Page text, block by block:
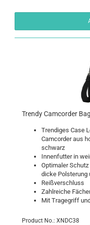
Trendy Camcorder
Trendiges Case
Camcorder aus
schwarz
Innenfutter in
Optimaler
dicke Polsterung
Reißverschluss
Zahlreiche
Mit Tragegriff
Product No.: XNDC38